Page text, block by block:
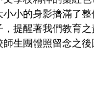
小小的身影擠滿了
，提醒著我們教育
師生團體照留念之後